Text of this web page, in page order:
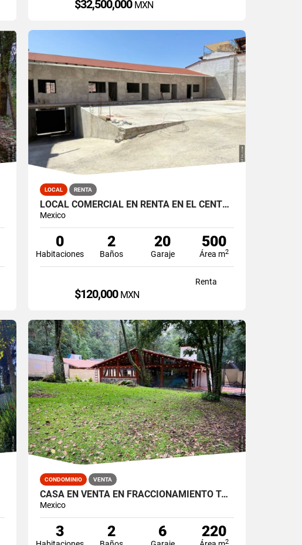
$32,500,000 MXN
LOCAL RENTA
LOCAL COMERCIAL EN RENTA EN EL CENTRO DE VALLE DE BRAVO
Mexico
0
Habitaciones
2
Baños
20
Garaje
500
Área m2
Renta
$120,000 MXN
CONDOMINIO VENTA
CASA EN VENTA EN FRACCIONAMIENTO TALO CERRO GORDO
Mexico
3 2 6 220
2